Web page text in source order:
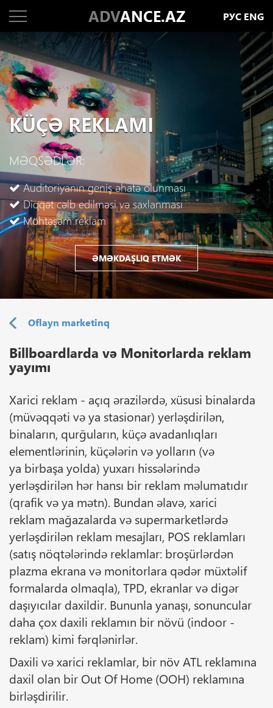
ADVANCE.AZ РУС ENG
KÜÇƏ REKLAMI
MƏQSƏDLƏR:
Auditoriyanın geniş əhatə olunması
Diqqət cəlb edilməsi və saxlanması
Möhtəşəm reklam
ƏMƏKDAŞLIQ ETMƏK
Oflayn marketinq
Billboardlarda və Monitorlarda reklam
yayımı
Xarici reklam - açıq ərazilərdə, xüsusi binalarda
(müvəqqəti və ya stasionar) yerləşdirilən,
binaların, qurğuların, küçə avadanlıqları
elementlərinin, küçələrin və yolların (və
ya birbaşa yolda) yuxarı hissələrində
yerləşdirilən hər hansı bir reklam məlumatıdır
(qrafik və ya mətn). Bundan əlavə, xarici
reklam mağazalarda və supermarketlərdə
yerləşdirilən reklam mesajları, POS reklamları
(satış nöqtələrində reklamlar: broşürlərdən
plazma ekrana və monitorlara qədər müxtəlif
formalarda olmaqla), TPD, ekranlar və digər
daşıyıcılar daxildir. Bununla yanaşı, sonuncular
daha çox daxili reklamın bir növü (indoor -
reklam) kimi fərqlənirlər.
Daxili və xarici reklamlar, bir növ ATL reklamına
daxil olan bir Out Of Home (OOH) reklamına
birləşdirilir.